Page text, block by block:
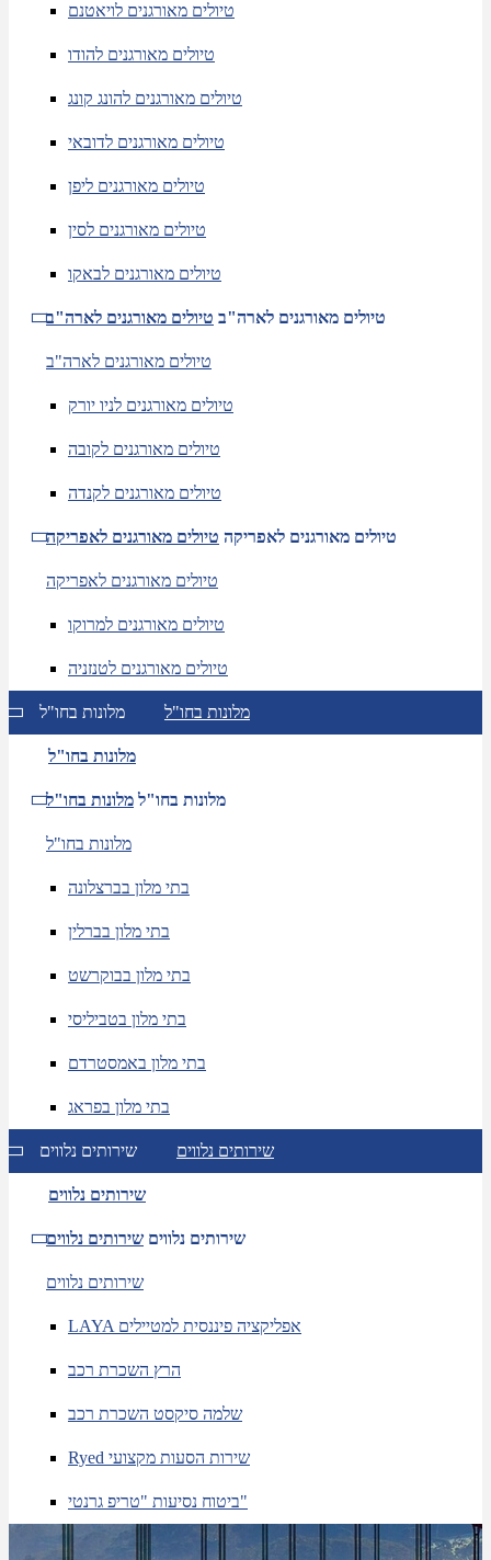
טיולים מאורגנים לויאטנם
טיולים מאורגנים להודו
טיולים מאורגנים להונג קונג
טיולים מאורגנים לדובאי
טיולים מאורגנים ליפן
טיולים מאורגנים לסין
טיולים מאורגנים לבאקו
טיולים מאורגנים לארה"ב טיולים מאורגנים לארה"ב
טיולים מאורגנים לארה"ב
טיולים מאורגנים לניו יורק
טיולים מאורגנים לקובה
טיולים מאורגנים לקנדה
טיולים מאורגנים לאפריקה טיולים מאורגנים לאפריקה
טיולים מאורגנים לאפריקה
טיולים מאורגנים למרוקו
טיולים מאורגנים לטנזניה
מלונות בחו"ל מלונות בחו"ל
מלונות בחו"ל
מלונות בחו"ל מלונות בחו"ל
מלונות בחו"ל
בתי מלון בברצלונה
בתי מלון בברלין
בתי מלון בבוקרשט
בתי מלון בטביליסי
בתי מלון באמסטרדם
בתי מלון בפראג
שירותים נלווים שירותים נלווים
שירותים נלווים
שירותים נלווים שירותים נלווים
שירותים נלווים
LAYA אפליקציה פיננסית למטיילים
הרץ השכרת רכב
שלמה סיקסט השכרת רכב
Ryed שירות הסעות מקצועי
ביטוח נסיעות "טריפ גרנטי"